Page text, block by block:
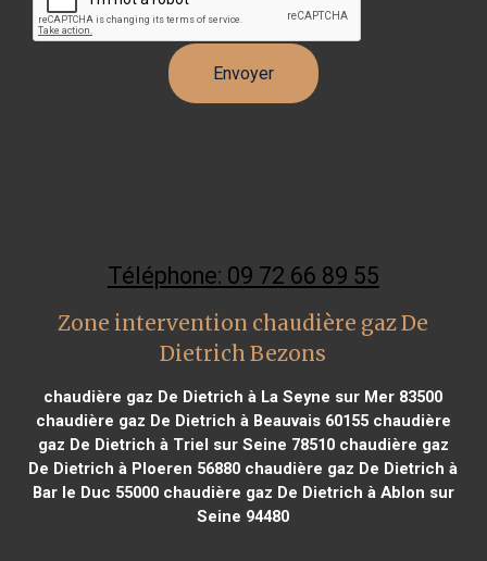
Téléphone: 09 72 66 89 55
Zone intervention chaudière gaz De
Dietrich Bezons
chaudière gaz De Dietrich à La Seyne sur Mer 83500
chaudière gaz De Dietrich à Beauvais 60155chaudière
gaz De Dietrich à Triel sur Seine 78510chaudière gaz
De Dietrich à Ploeren 56880 chaudière gaz De Dietrich à
Bar le Duc 55000chaudière gaz De Dietrich à Ablon sur
Seine 94480